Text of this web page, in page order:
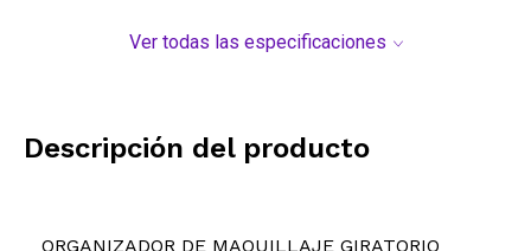
Ver todas las especificaciones
Descripción del producto
ORGANIZADOR DE MAQUILLAJE GIRATORIO